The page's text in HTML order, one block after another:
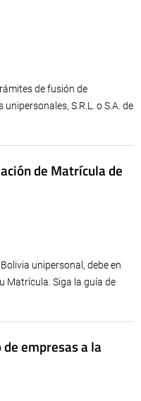
de fusión de
S.R.L. o S.A. de
de Matrícula de
unipersonal, debe en
Matrícula. Siga la guía de
empresas a la